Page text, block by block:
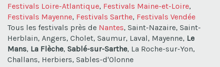
Festivals Loire-Atlantique, Festivals Maine-et-Loire,
Festivals Mayenne, Festivals Sarthe, Festivals Vendée
Tous les festivals près de Nantes, Saint-Nazaire, Saint-
Herblain, Angers, Cholet, Saumur, Laval, Mayenne, Le
Mans, La Flèche, Sablé-sur-Sarthe, La Roche-sur-Yon,
Challans, Herbiers, Sables-d'Olonne